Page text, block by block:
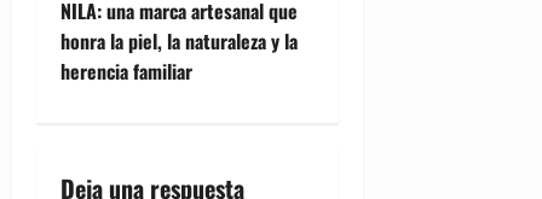
t
NILA: una marca artesanal que
honra la piel, la naturaleza y la
herencia familiar
Deja una respuesta